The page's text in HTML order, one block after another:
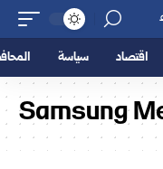
اقتصاد سياسة